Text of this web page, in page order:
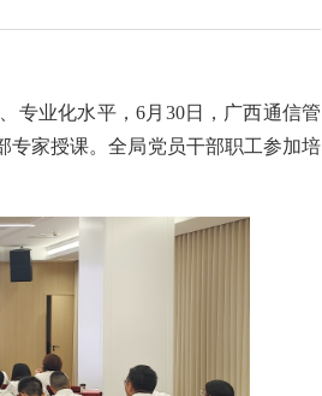
专业化水平，6月30日，广西通信管
专家授课。全局党员干部职工参加培